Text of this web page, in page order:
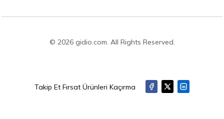
© 2026 gidio.com. All Rights Reserved.
Takip Et Fırsat Ürünleri Kaçırma